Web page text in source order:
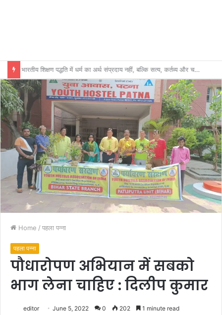
भारतीय शिक्षण पद्धति में धर्म का अर्थ संप्रदाय नहीं, बल्कि सत्य, कर्तव्य और चरित्र निर्माण है: विजय प्रकाश
Home / पहला पन्ना
पहला पन्ना
पौधारोपण अभियान में सबको
भाग लेना चाहिए : दिलीप कुमार
editor June 5, 2022 0 202 1 minute read